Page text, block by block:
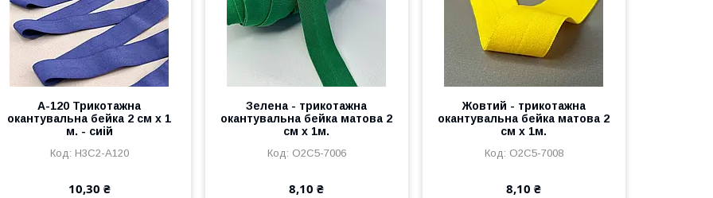
A-120 Трикотажна
окантувальна бейка 2 см х 1
м. - сиій
Н3С2-А120
10,30 ₴
Зелена - трикотажна
окантувальна бейка матова 2
см х 1м.
О2С5-7006
8,10 ₴
Жовтий - трикотажна
окантувальна бейка матова 2
см х 1м.
О2С5-7008
8,10 ₴